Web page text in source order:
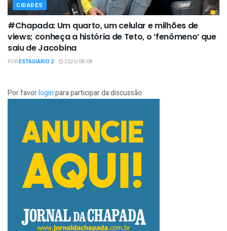
CIDADES
#Chapada: Um quarto, um celular e milhões de
views; conheça a história de Teto, o ‘fenômeno’ que
saiu de Jacobina
PORESTAGIÁRIO 2 2026/08/08
Por favorloginpara participar da discussão